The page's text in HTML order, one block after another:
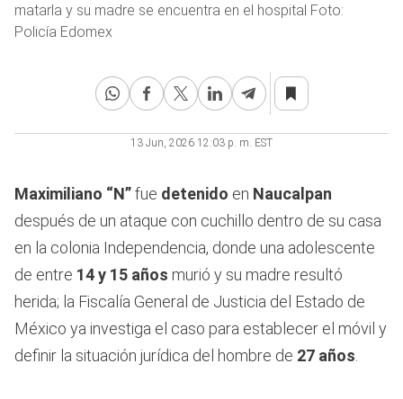
matarla y su madre se encuentra en el hospital Foto:
Policía Edomex
13 Jun, 2026 12:03 p. m. EST
Maximiliano “N”fue detenido en Naucalpan
después de un ataque con cuchillo dentro de su casa
en la colonia Independencia, donde una adolescente
de entre 14 y 15 años murió y su madre resultó
herida; la Fiscalía General de Justicia del Estado de
México ya investiga el caso para establecer el móvil y
definir la situación jurídica del hombre de 27 años